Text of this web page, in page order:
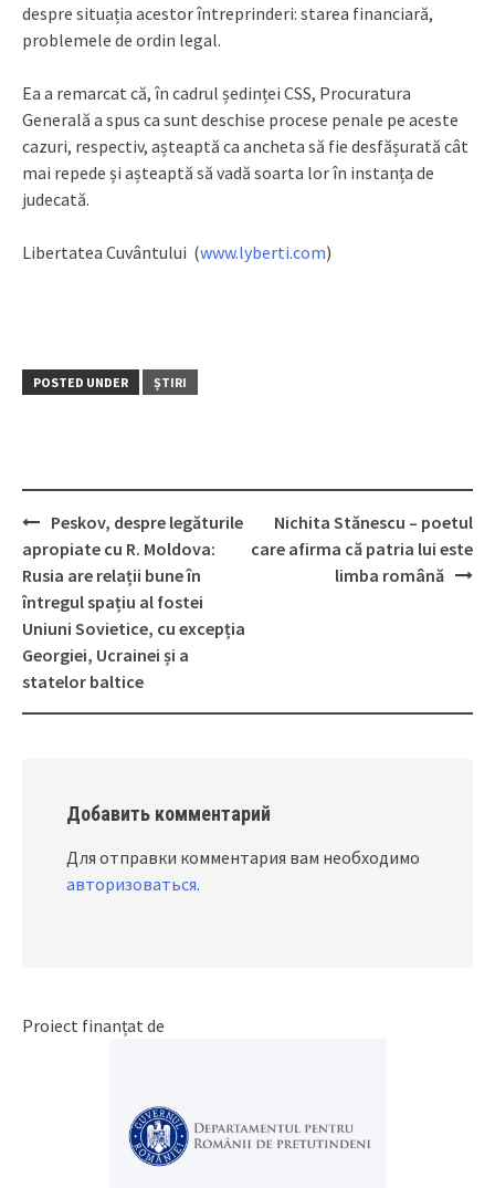
despre situația acestor întreprinderi: starea financiară,
problemele de ordin legal.
Ea a remarcat că, în cadrul ședinței CSS, Procuratura
Generală a spus ca sunt deschise procese penale pe aceste
cazuri, respectiv, așteaptă ca ancheta să fie desfășurată cât
mai repede și așteaptă să vadă soarta lor în instanța de
judecată.
Libertatea Cuvântului (www.lyberti.com)
POSTED UNDER ȘTIRI
Post
navigation
Peskov, despre legăturile
apropiate cu R. Moldova:
Rusia are relații bune în
întregul spațiu al fostei
Uniuni Sovietice, cu excepția
Georgiei, Ucrainei și a
statelor baltice
Nichita Stănescu – poetul
care afirma că patria lui este
limba română
Добавить комментарий
Для отправки комментария вам необходимо
авторизоваться.
Proiect finanțat de